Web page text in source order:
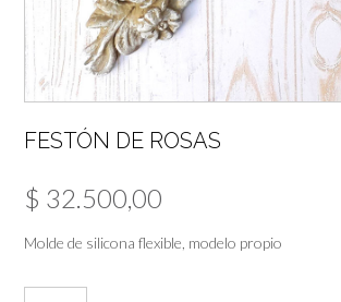
FESTÓN DE ROSAS
$ 32.500,00
Molde de silicona flexible, modelo propio